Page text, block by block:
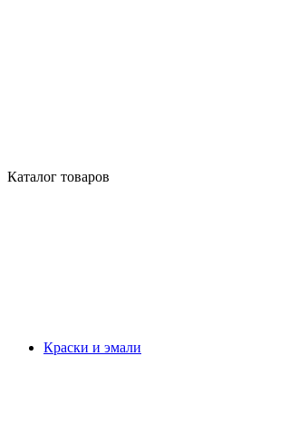
Каталог товаров
Краски и эмали